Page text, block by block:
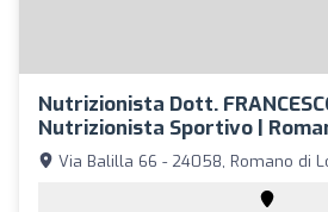
Nutrizionista Dott.
Nutrizionista Sportivo |
Via Balilla 66 - 24058, Romano di